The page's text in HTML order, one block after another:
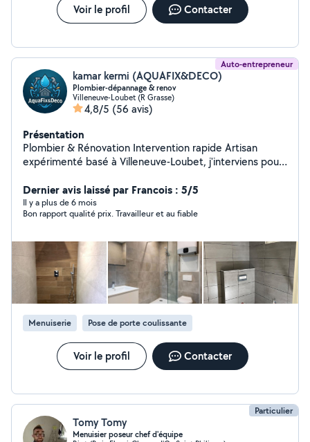
Voir le profil Contacter
Auto-entrepreneur
kamar kermi (AQUAFIX&DECO)
Plombier-dépannage & renov
Villeneuve-Loubet (R Grasse)
4,8/5 (56 avis)
Présentation
Plombier & Rénovation Intervention rapide Artisan
expérimenté basé à Villeneuve-Loubet, j'interviens pour
peinture, en dépannage comme en projet complet.
Plomberie : Recherche et réparation de fuites
Remplacement chauffe-eau Installation sanitaire
salle de bain Pose meuble vasque / WC Travaux de
peinture soignés Petits travaux d'aménagement Mes
engagements : Intervention rapide Travail propre et
soigné Matériel professionnel Devis clair avant travaux
Sérieux, ponctuel et transparent. Je m'adapte à vos
besoins et à votre budget. Disponible et réactif.
Dernier avis laissé par Francois : 5/5
Il y a plus de 6 mois
Bon rapport qualité prix. Travailleur et au fiable
Menuiserie Pose de porte coulissante
Voir le profil Contacter
Particulier
Tomy Tomy
Menuisier poseur chef d'équipe